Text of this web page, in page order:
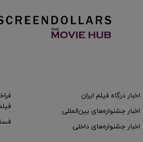
اخبار درگاه فیلم ایران
اخبار جشنواره‌های بین‌المللی
اخبار جشنواره‌های داخلی